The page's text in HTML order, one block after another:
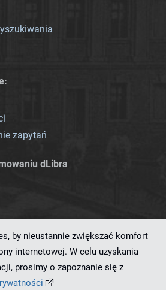
zapytań
dLibra
by nieustannie zwiększać komfort
internetowej. W celu uzyskania
prosimy o zapoznanie się z